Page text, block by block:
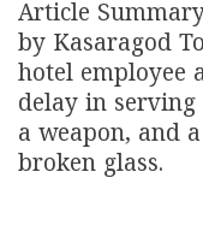
Article
by Kasaragod
hotel employee
delay in serving
a weapon, and
broken glass.